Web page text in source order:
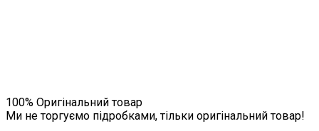
100% Оригінальний товар
Ми не торгуємо підробками, тільки оригінальний товар!